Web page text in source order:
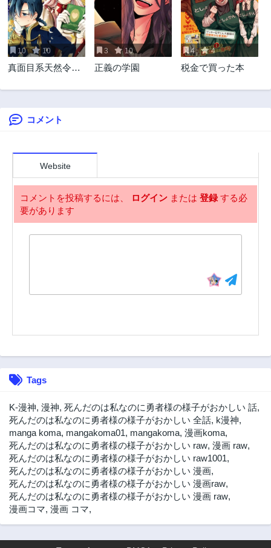
1年前 1年前
59話
1年前
58話
1年前
57話
1年前
56話
55話 54話
53話
51話
49話
2年前
48話
2年前
47話
37話
2年前
35話
2年前
34話
2年前
33話
2年前
32話
2年前
31話
2年前
30話
2年前
29話
2年前
28話
3年前 3年前
10 10
真面目系天然令嬢
に気づかない
3 10
正義の学園
4 4
税金で買った本
コメント
Website
コメントを投稿するには、 ログイン または 登録する必
要があります
Tags
K-漫神, 漫神, 死んだのは私なのに勇者様の様子がおかしい 話,
死んだのは私なのに勇者様の様子がおかしい 全話, k漫神,
manga koma, mangakoma01, mangakoma, 漫画koma,
死んだのは私なのに勇者様の様子がおかしい raw, 漫画 raw,
死んだのは私なのに勇者様の様子がおかしい raw1001,
死んだのは私なのに勇者様の様子がおかしい 漫画,
死んだのは私なのに勇者様の様子がおかしい 漫画raw,
死んだのは私なのに勇者様の様子がおかしい 漫画 raw,
漫画コマ, 漫画 コマ,